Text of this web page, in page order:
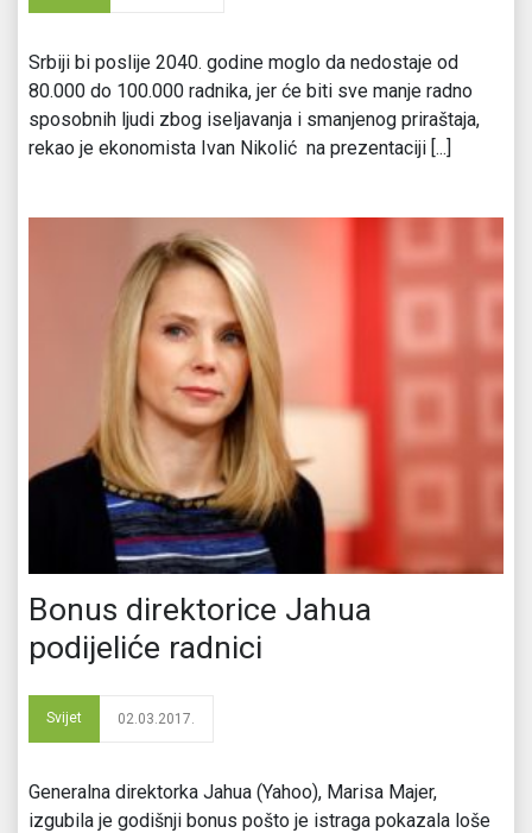
Srbiji bi poslije 2040. godine moglo da nedostaje od
80.000 do 100.000 radnika, jer će biti sve manje radno
sposobnih ljudi zbog iseljavanja i smanjenog priraštaja,
rekao je ekonomista Ivan Nikolić na prezentaciji [...]
Bonus direktorice Jahua
podijeliće radnici
Svijet 02.03.2017.
Generalna direktorka Jahua (Yahoo), Marisa Majer,
izgubila je godišnji bonus pošto je istraga pokazala loše